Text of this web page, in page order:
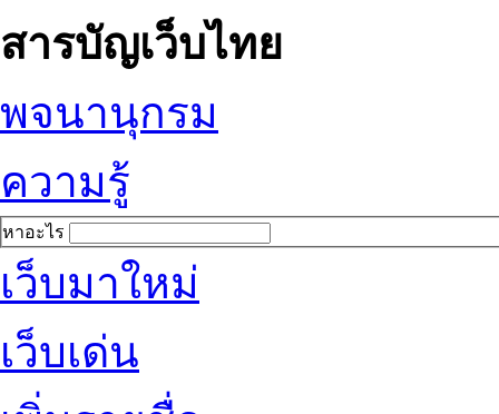
สารบัญเว็บไทย
พจนานุกรม
ความรู้
หาอะไร
เว็บมาใหม่
เว็บเด่น